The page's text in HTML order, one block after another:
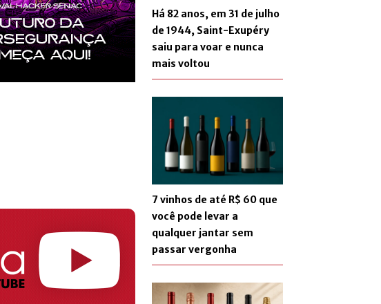
Há 82 anos, em 31 de julho
de 1944, Saint-Exupéry
saiu para voar e nunca
mais voltou
7 vinhos de até R$ 60 que
você pode levar a
qualquer jantar sem
passar vergonha